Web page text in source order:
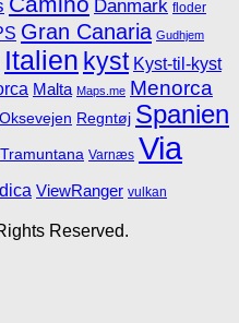
Danmark floder
Gran Canaria Gudhjem
Italien kyst Kyst-til-kyst
Malta Maps.me Menorca
Oksevejen Regntøj Spanien
Tramuntana Varnæs Via
ViewRanger vulkan
Reserved.